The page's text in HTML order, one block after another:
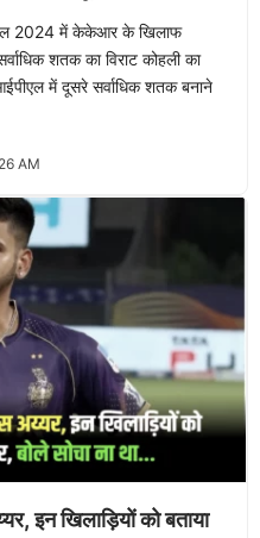
2024 में केकेआर के खिलाफ
शतक का विराट कोहली का
में दूसरे सर्वाधिक शतक बनाने
AM
इन खिलाड़ियों को बताया